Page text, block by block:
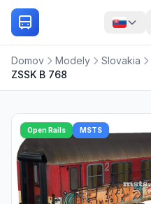
Domov Modely Slovakia
ZSSK B 768
Open Rails MSTS